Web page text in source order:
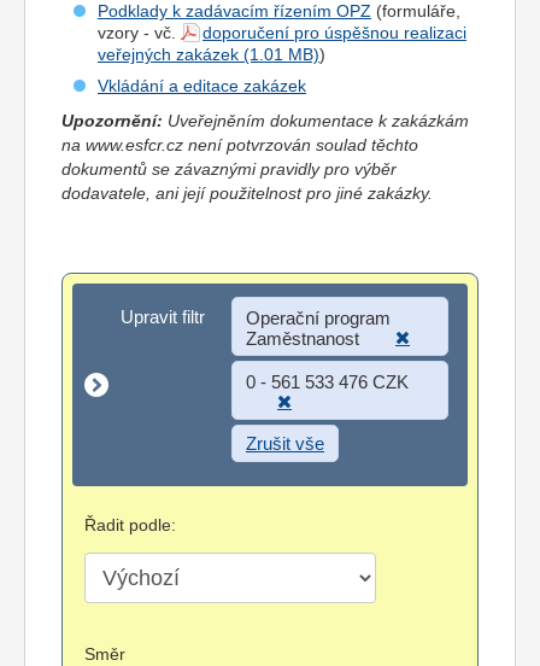
Podklady k zadávacím řízením OPZ (formuláře,
vzory - vč.
doporučení pro úspěšnou realizaci
veřejných zakázek
)
Vkládání a editace zakázek
Upozornění: Uveřejněním dokumentace k zakázkám
na www.esfcr.cz není potvrzován soulad těchto
dokumentů se závaznými pravidly pro výběr
dodavatele, ani její použitelnost pro jiné zakázky.
Upravit filtr
Upravit filtr
Operační program
Zaměstnanost
0 - 561 533 476 CZK
Zrušit vše
Řadit podle:
Směr